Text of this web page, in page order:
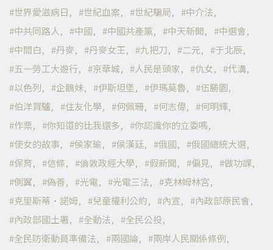
世界愛滋病日
世紀血案 世紀騙局
中介法
中共同路人
中國 中國共產黨 中天新聞
中選會
中間白
丹麥 丹麥女王 九把刀 二元
于北辰
五一勞工大遊行
京華城 人民是頭家 仇女
代溝
以色列
企鵝妹 伊斯坦堡 伊瑪莫魯
伍勝園
伯洋買驢
住友化學 何佩珊 何志偉
何明輝
作票
你知道的比我還多
你認識你的立委嗎
使女的故事
侯家瑜 侯漢廷 俄國
俄國總統大選
保育
信條 倫敦政經大學 假新聞 偏見
做功課
側翼
偽善 光電 光電三法
克林姆林宮
克里斯蒂·諾姆
兒童權利公約 內宣
內政部原民會
內政部國土署
全動法
全民公投
全民防衛動員準備法
兩國論
兩岸人民關係條例